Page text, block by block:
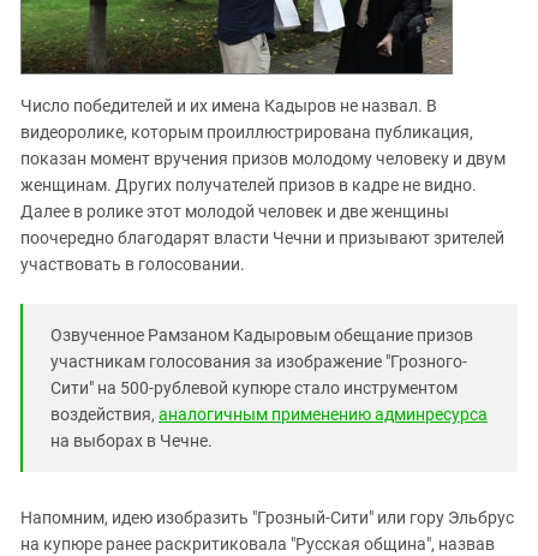
Число победителей и их имена Кадыров не назвал. В
видеоролике, которым проиллюстрирована публикация,
показан момент вручения призов молодому человеку и двум
женщинам. Других получателей призов в кадре не видно.
Далее в ролике этот молодой человек и две женщины
поочередно благодарят власти Чечни и призывают зрителей
участвовать в голосовании.
Озвученное Рамзаном Кадыровым обещание призов
участникам голосования за изображение "Грозного-
Сити" на 500-рублевой купюре стало инструментом
воздействия, аналогичным применению админресурса
на выборах в Чечне.
Напомним, идею изобразить "Грозный-Сити" или гору Эльбрус
на купюре ранее раскритиковала "Русская община", назвав